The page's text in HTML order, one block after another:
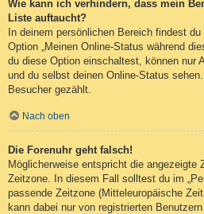
Wie kann ich verhindern, dass mein
Liste auftaucht?
In deinem persönlichen Bereich findest
Option „Meinen Online-Status während
du diese Option einschaltest, können nur
und du selbst deinen Online-Status
Besucher gezählt.
Nach oben
Die Forenuhr geht falsch!
Möglicherweise entspricht die angezeigte
Zeitzone. In diesem Fall solltest du im
passende Zeitzone (Mitteleuropäische
kann dabei nur von registrierten